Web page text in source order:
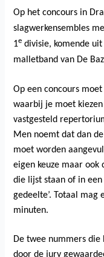
Op het concours in
slagwerkensembles
1e divisie, komende
malletband van De
Op een concours
waarbij je moet
vastgesteld
Men noemt dat dan
moet worden
eigen keuze maar
die lijst staan of in
gedeelte’. Totaal
minuten.
De twee nummers die
door de jury